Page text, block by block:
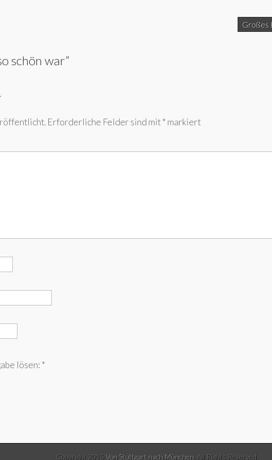
Großes
schön war”
Erforderliche Felder sind mit* markiert
lösen: *
Copyright 2015Von Stuttgart nach München . All Rights Reserved.